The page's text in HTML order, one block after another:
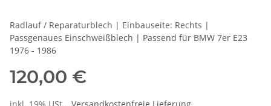
Radlauf / Reparaturblech | Einbauseite: Rechts |
Passgenaues Einschweißblech | Passend für BMW 7er E23
1976 - 1986
120,00 €